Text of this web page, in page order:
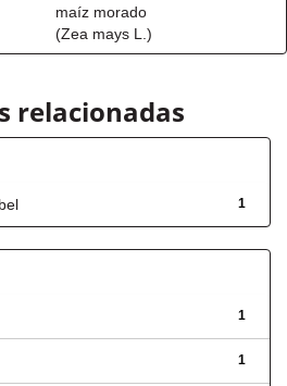
maíz morado
(Zea mays L.)
relacionadas
1
1
1